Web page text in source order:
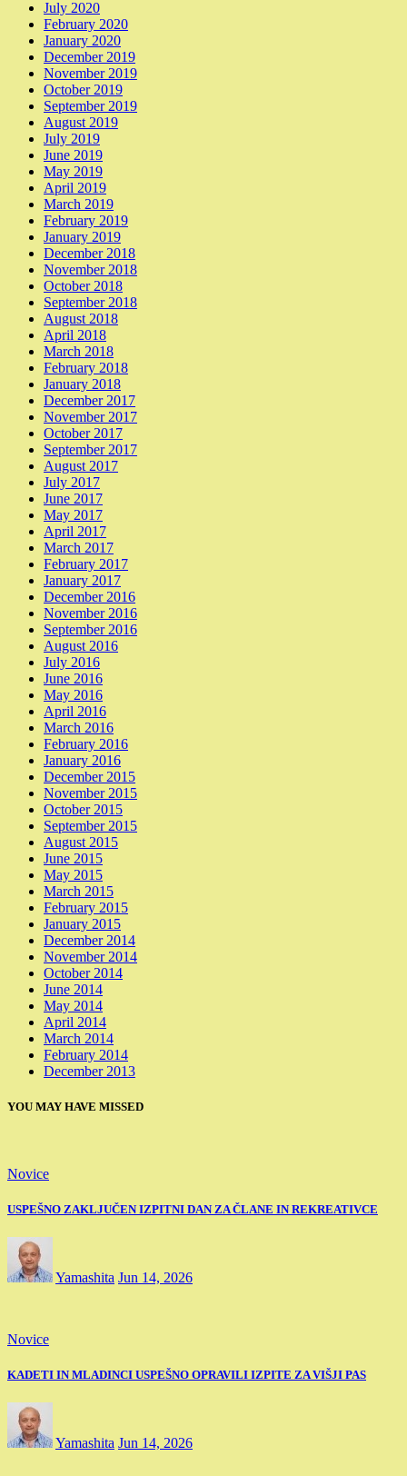
July 2020
February 2020
January 2020
December 2019
November 2019
October 2019
September 2019
August 2019
July 2019
June 2019
May 2019
April 2019
March 2019
February 2019
January 2019
December 2018
November 2018
October 2018
September 2018
August 2018
April 2018
March 2018
February 2018
January 2018
December 2017
November 2017
October 2017
September 2017
August 2017
July 2017
June 2017
May 2017
April 2017
March 2017
February 2017
January 2017
December 2016
November 2016
September 2016
August 2016
July 2016
June 2016
May 2016
April 2016
March 2016
February 2016
January 2016
December 2015
November 2015
October 2015
September 2015
August 2015
June 2015
May 2015
March 2015
February 2015
January 2015
December 2014
November 2014
October 2014
June 2014
May 2014
April 2014
March 2014
February 2014
December 2013
YOU MAY HAVE MISSED
Novice
USPEŠNO ZAKLJUČEN IZPITNI DAN ZA ČLANE IN REKREATIVCE
Yamashita Jun 14, 2026
Novice
KADETI IN MLADINCI USPEŠNO OPRAVILI IZPITE ZA VIŠJI PAS
Yamashita Jun 14, 2026